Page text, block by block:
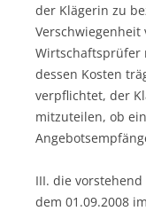
der Klägerin zu
Wirtschaftsprüfer
dessen Kosten
verpflichtet, der
mitzuteilen, ob
III. die
dem 01.09.2008